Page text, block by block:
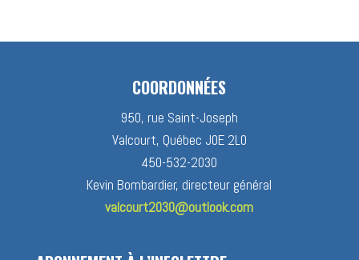
COORDONNÉES
950, rue Saint-Joseph
Valcourt, Québec J0E 2L0
450-532-2030
Kevin Bombardier, directeur général
valcourt2030@outlook.com